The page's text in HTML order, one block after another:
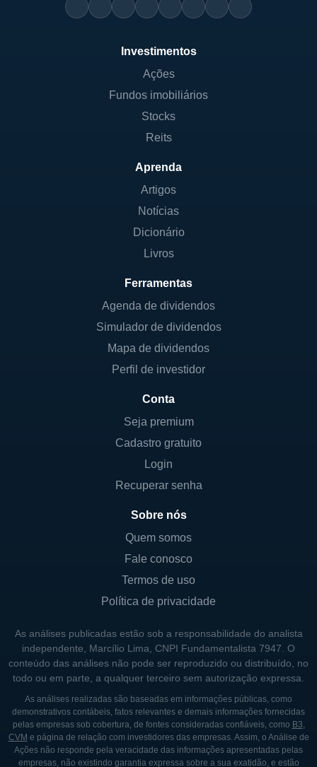
Investimentos
Ações
Fundos imobiliários
Stocks
Reits
Aprenda
Artigos
Notícias
Dicionário
Livros
Ferramentas
Agenda de dividendos
Simulador de dividendos
Mapa de dividendos
Perfil de investidor
Conta
Seja premium
Cadastro gratuito
Login
Recuperar senha
Sobre nós
Quem somos
Fale conosco
Termos de uso
Política de privacidade
As análises publicadas estão sob a responsabilidade do analista
independente, Marcílio Lima, CNPI Fundamentalista 7947. O
conteúdo das análises não pode ser reproduzido ou distribuído, no
todo ou em parte, a qualquer terceiro sem autorização expressa.
As análises realizadas são baseadas em informações públicas, como
demonstrativos contábeis, fatos relevantes e demais informações fornecidas
pelas empresas sob cobertura, de fontes consideradas confiáveis, como B3,
CVM e página de relação com investidores das empresas. Assim, o Análise de
Ações não responde pela veracidade das informações apresentadas pelas
empresas, não existindo garantia expressa sobre a sua exatidão, e estão